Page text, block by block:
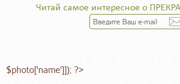
Читай самое интересное о
$photo['name']]); ?>